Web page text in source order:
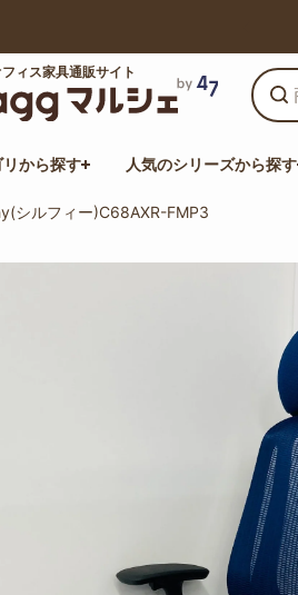
ィス家具通販サイト
リから探す 人気のシリーズから探す
シルフィー)C68AXR-FMP3